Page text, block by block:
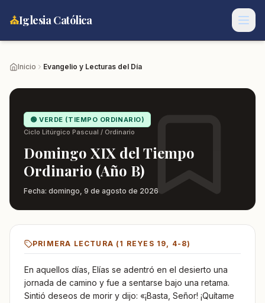
⛪Iglesia Católica
Inicio Evangelio y Lecturas del Día
🟢 VERDE (TIEMPO ORDINARIO)
Ciclo Litúrgico Pascual / Ordinario
Domingo XIX del Tiempo
Ordinario (Año B)
Fecha: domingo, 9 de agosto de 2026
PRIMERA LECTURA ( 1 REYES 19, 4-8)
En aquellos días, Elías se adentró en el desierto una
jornada de camino y fue a sentarse bajo una retama.
Sintió deseos de morir y dijo: «¡Basta, Señor! ¡Quítame